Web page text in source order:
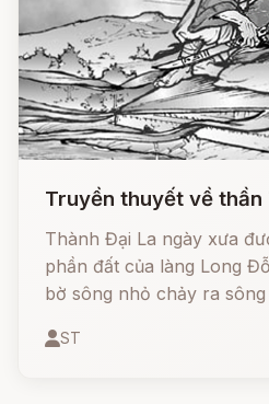
Truyền thuyết về thần
Thành Đại La ngày xưa
phần đất của làng Long
bờ sông nhỏ chảy ra
không giàu có lắm, nhưng
ST